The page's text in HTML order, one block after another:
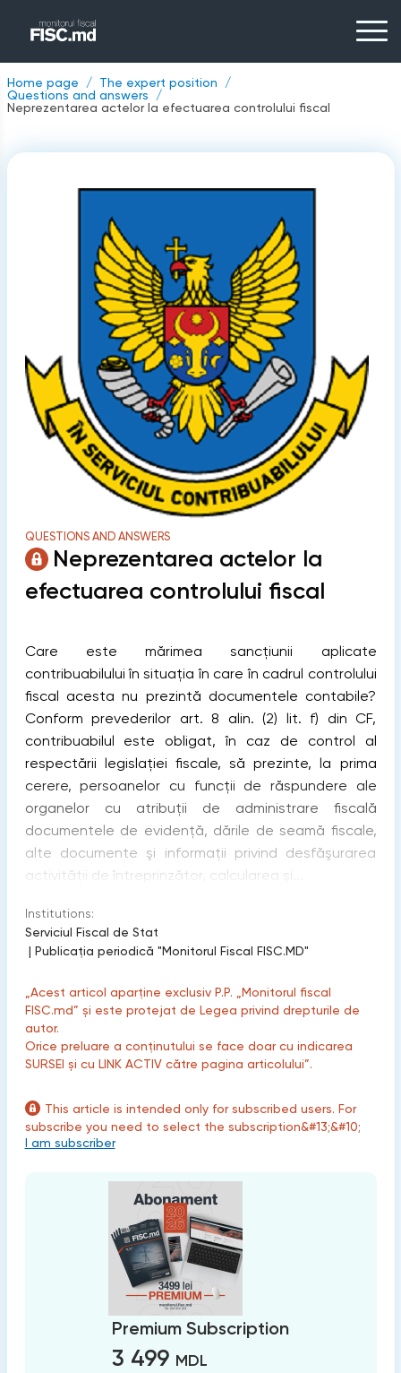
Home page
The expert position
Questions and answers
Neprezentarea actelor la efectuarea controlului fiscal
QUESTIONS AND ANSWERS
Neprezentarea actelor la
efectuarea controlului fiscal
Care este mărimea sancțiunii aplicate
contribuabilului în situația în care în cadrul controlului
fiscal acesta nu prezintă documentele contabile?
Conform prevederilor art. 8 alin. (2) lit. f) din CF,
contribuabilul este obligat, în caz de control al
respectării legislaţiei fiscale, să prezinte, la prima
cerere, persoanelor cu funcţii de răspundere ale
organelor cu atribuţii de administrare fiscală
documentele de evidenţă, dările de seamă fiscale,
alte documente şi informaţii privind desfăşurarea
activităţii de întreprinzător, calcularea şi...
Institutions:
Serviciul Fiscal de Stat
| Publicaţia periodică "Monitorul Fiscal FISC.MD"
„Acest articol aparține exclusiv P.P. „Monitorul fiscal
FISC.md” și este protejat de Legea privind drepturile de
autor.
Orice preluare a conținutului se face doar cu indicarea
SURSEI și cu LINK ACTIV către pagina articolului”.
This article is intended only for subscribed users. For
subscribe you need to select the subscription&#13;&#10;
I am subscriber
Premium Subscription
3 499 MDL